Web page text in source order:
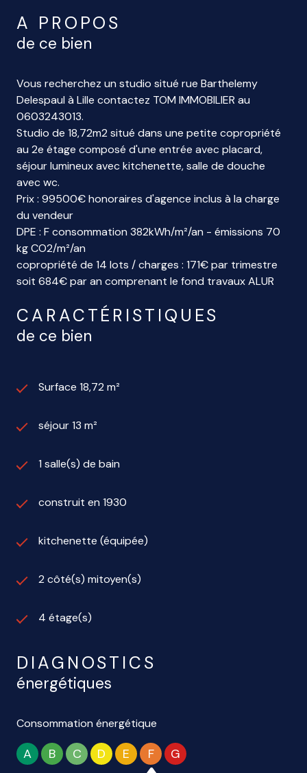
A PROPOS
de ce bien
Vous recherchez un studio situé rue Barthelemy
Delespaul à Lille contactez TOM IMMOBILIER au
0603243013.
Studio de 18,72m2 situé dans une petite copropriété
au 2e étage composé d'une entrée avec placard,
séjour lumineux avec kitchenette, salle de douche
avec wc.
Prix : 99500€ honoraires d'agence inclus à la charge
du vendeur
DPE : F consommation 382kWh/m²/an - émissions 70
kg CO2/m²/an
copropriété de 14 lots / charges : 171€ par trimestre
soit 684€ par an comprenant le fond travaux ALUR
CARACTÉRISTIQUES
de ce bien
Surface 18,72 m²
séjour 13 m²
1 salle(s) de bain
construit en 1930
kitchenette (équipée)
2 côté(s) mitoyen(s)
4 étage(s)
DIAGNOSTICS
énergétiques
Consommation énergétique
A B C D E F G